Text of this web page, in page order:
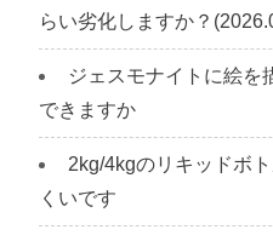
らい劣化しますか？
ジェスモナイトに絵を
できますか
2kg/4kgのリキッドボ
くいです